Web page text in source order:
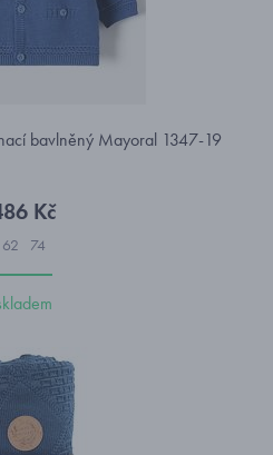
bavlněný Mayoral 1347-19
Kč
62 74